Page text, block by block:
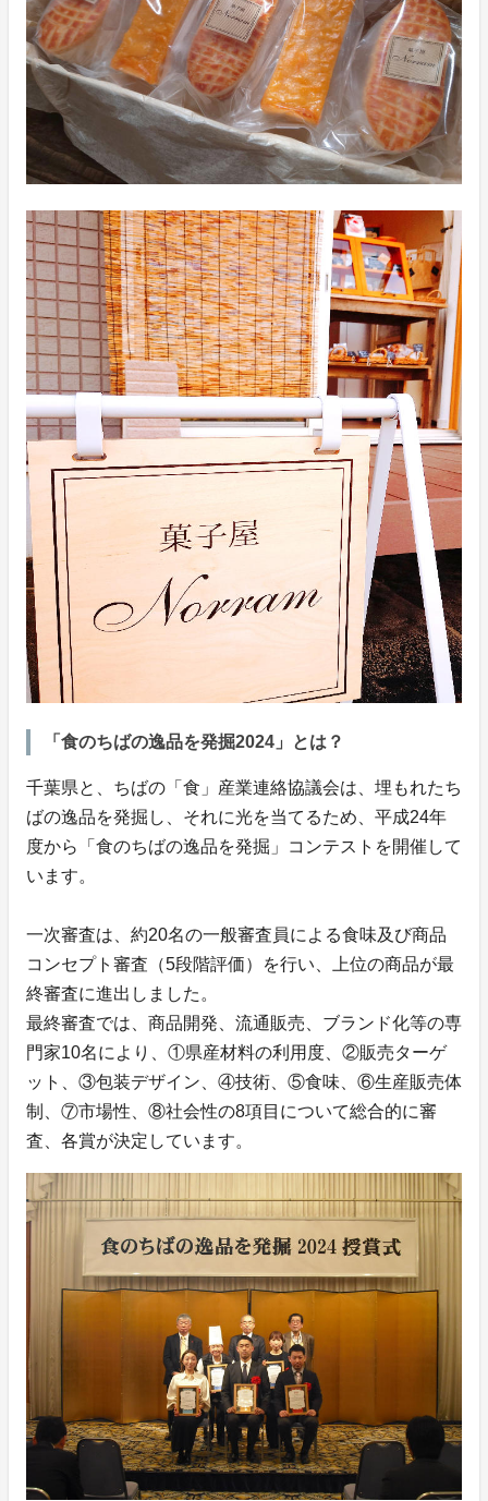
「食のちばの逸品を発掘2024」とは？
千葉県と、ちばの「食」産業連絡協議会は、埋もれたち
ばの逸品を発掘し、それに光を当てるため、平成24年
度から「食のちばの逸品を発掘」コンテストを開催して
います。
一次審査は、約20名の一般審査員による食味及び商品
コンセプト審査（5段階評価）を行い、上位の商品が最
終審査に進出しました。
最終審査では、商品開発、流通販売、ブランド化等の専
門家10名により、①県産材料の利用度、②販売ターゲ
ット、③包装デザイン、④技術、⑤食味、⑥生産販売体
制、⑦市場性、⑧社会性の8項目について総合的に審
査、各賞が決定しています。